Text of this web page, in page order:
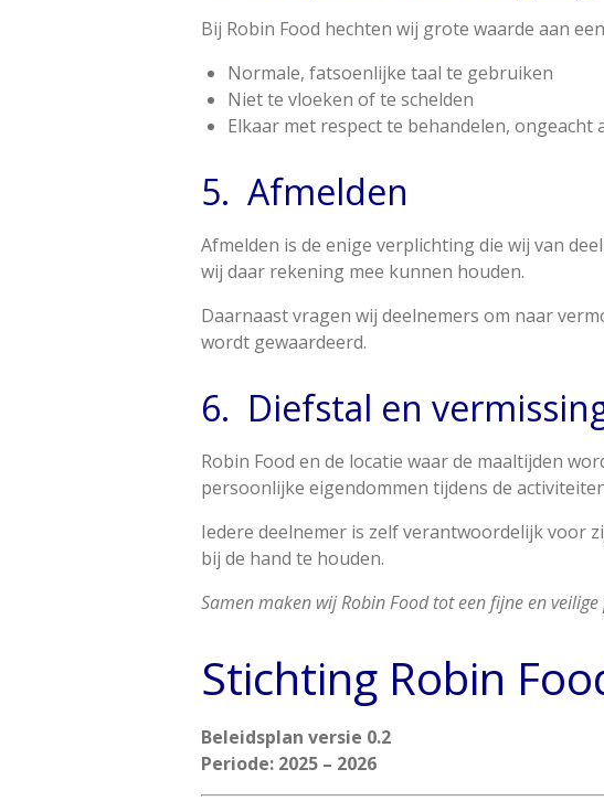
Bij Robin Food hechten wij grote waarde aan
Normale, fatsoenlijke taal te gebruiken
Niet te vloeken of te schelden
Elkaar met respect te behandelen,
5. Afmelden
Afmelden is de enige verplichting die wij van
wij daar rekening mee kunnen houden.
Daarnaast vragen wij deelnemers om naar
wordt gewaardeerd.
6. Diefstal en
Robin Food en de locatie waar de maaltijden
persoonlijke eigendommen tijdens de
Iedere deelnemer is zelf verantwoordelijk voor
bij de hand te houden.
Samen maken wij Robin Food tot een fijne en
Stichting Robin
Beleidsplan versie 0.2
Periode: 2025 – 2026